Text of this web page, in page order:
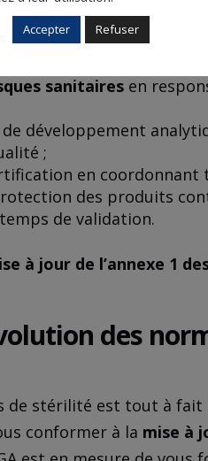
les industries
sanitaires en
de développement
;
en coordonnant
des produits
de validation.
à jour de l’annexe 1
des
stérilité est tout à fait
conformer à la mise à
Accepter Refuser